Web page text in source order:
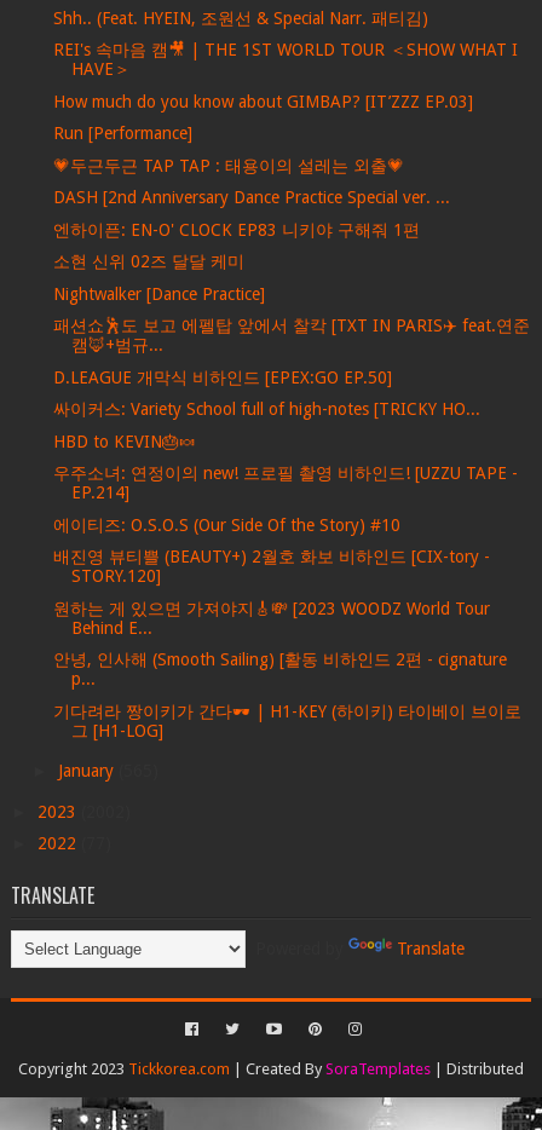
Shh.. (Feat. HYEIN, 조원선 & Special Narr. 패티김)
REI's 속마음 캠🎥 | THE 1ST WORLD TOUR ＜SHOW WHAT I
HAVE＞
How much do you know about GIMBAP? [IT’ZZZ EP.03]
Run [Performance]
💗두근두근 TAP TAP : 태용이의 설레는 외출💗
DASH [2nd Anniversary Dance Practice Special ver. ...
엔하이픈: EN-O' CLOCK EP83 니키야 구해줘 1편
소현 신위 02즈 달달 케미
Nightwalker [Dance Practice]
패션쇼🕺도 보고 에펠탑 앞에서 찰칵 [TXT IN PARIS✈️ feat.연준
캠🦊+범규...
D.LEAGUE 개막식 비하인드 [EPEX:GO EP.50]
싸이커스: Variety School full of high-notes [TRICKY HO...
HBD to KEVIN🎂🍬
우주소녀: 연정이의 new! 프로필 촬영 비하인드! [UZZU TAPE -
EP.214]
에이티즈: O.S.O.S (Our Side Of the Story) #10
배진영 뷰티쁠 (BEAUTY+) 2월호 화보 비하인드 [CIX-tory -
STORY.120]
원하는 게 있으면 가져야지🎸💸 [2023 WOODZ World Tour
Behind E...
안녕, 인사해 (Smooth Sailing) [활동 비하인드 2편 - cignature
p...
기다려라 짱이키가 간다🕶️ | H1-KEY (하이키) 타이베이 브이로
그 [H1-LOG]
January
2023
2022
TRANSLATE
Translate
Copyright 2023 Tickkorea.com | Created By SoraTemplates| Distributed